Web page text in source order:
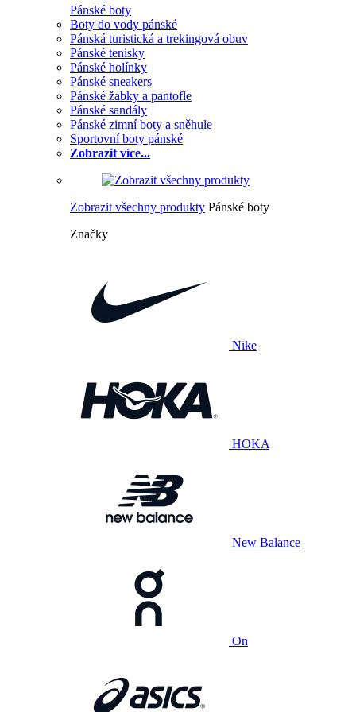
Pánské boty
Boty do vody pánské
Pánská turistická a trekingová obuv
Pánské tenisky
Pánské holínky
Pánské sneakers
Pánské žabky a pantofle
Pánské sandály
Pánské zimní boty a sněhule
Sportovní boty pánské
Zobrazit více...
Zobrazit všechny produkty Pánské boty
Značky
Nike
HOKA
New Balance
On